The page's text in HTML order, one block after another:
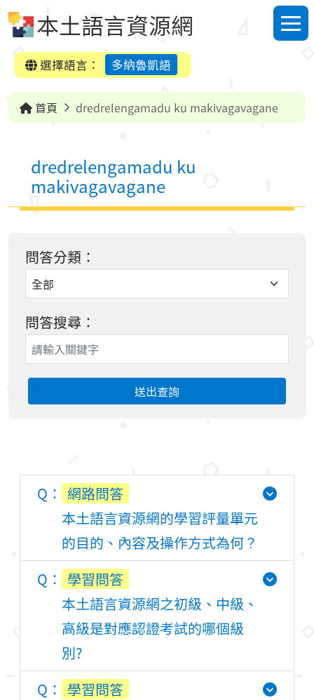
本土語言資源網
選單
選擇語言：
多納魯凱語
首頁 dredrelengamadu ku makivagavagane
dredrelengamadu ku
makivagavagane
問答分類：
問答搜尋：
送出查詢
網路問答
本土語言資源網的學習評量單元
的目的、內容及操作方式為何？
學習問答
本土語言資源網之初級、中級、
高級是對應認證考試的哪個級
別?
學習問答